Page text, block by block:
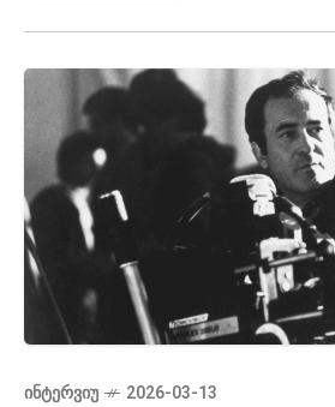
ᲘᲜᲢᲔᲠᲕᲘᲣ 2026-03-13